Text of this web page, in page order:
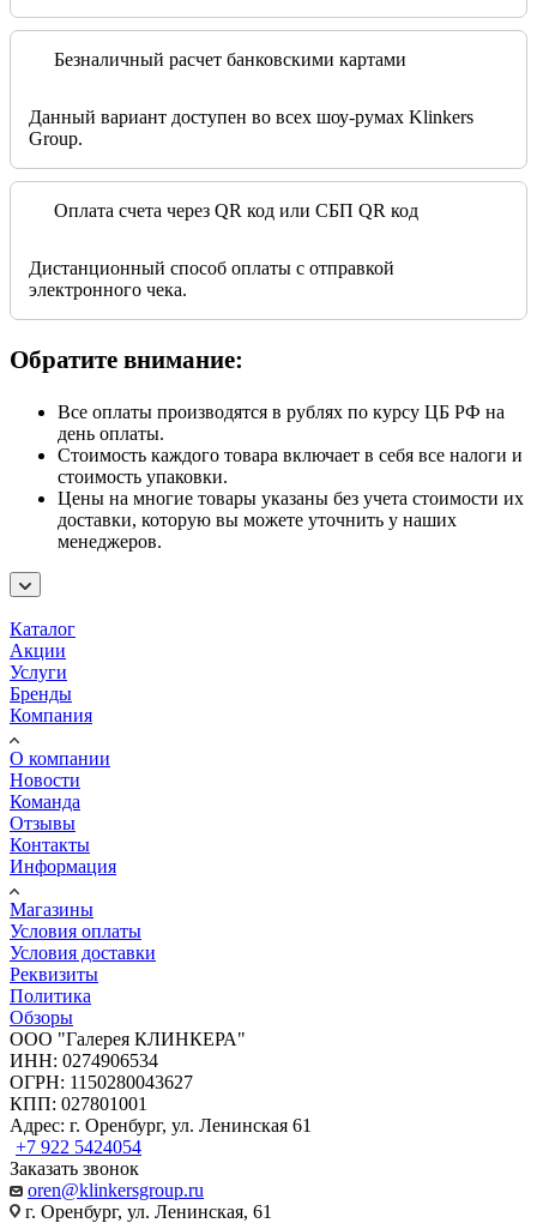
Безналичный расчет банковскими картами
Данный вариант доступен во всех шоу-румах Klinkers
Group.
Оплата счета через QR код или СБП QR код
Дистанционный способ оплаты с отправкой
электронного чека.
Обратите внимание:
Все оплаты производятся в рублях по курсу ЦБ РФ на
день оплаты.
Стоимость каждого товара включает в себя все налоги и
стоимость упаковки.
Цены на многие товары указаны без учета стоимости их
доставки, которую вы можете уточнить у наших
менеджеров.
Каталог
Акции
Услуги
Бренды
Компания
О компании
Новости
Команда
Отзывы
Контакты
Информация
Магазины
Условия оплаты
Условия доставки
Реквизиты
Политика
Обзоры
ООО "Галерея КЛИНКЕРА"
ИНН: 0274906534
ОГРН: 1150280043627
КПП: 027801001
Адрес: г. Оренбург, ул. Ленинская 61
+7 922 5424054
Заказать звонок
oren@klinkersgroup.ru
г. Оренбург, ул. Ленинская, 61